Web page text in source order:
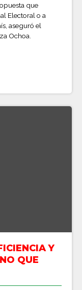
que
Electoral o a
aseguró el
Ochoa.
Y
QUE